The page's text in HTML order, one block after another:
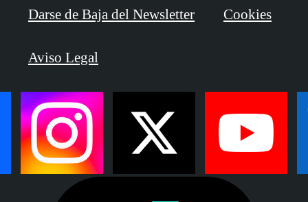
Darse de Baja del Newsletter Cookies
Aviso Legal